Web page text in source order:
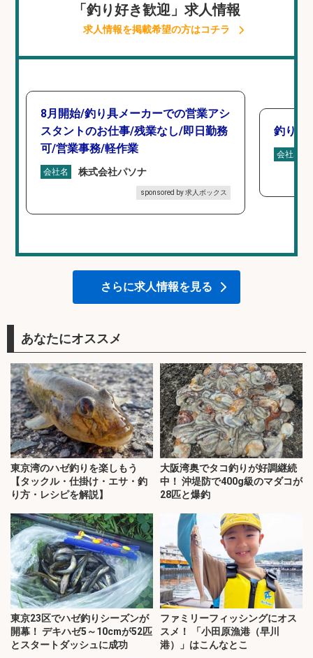
「釣り好き歓迎」求人情報
求人情報を掲載希望の方はコチラ
8月開始/釣り具メーカーでの営業アシ
スタントのお仕事/残業なし/即日勤務
可/営業事務/軽作業
会社名 株式会社パソナ
sponsored by 求人ボックス
釣り具
会社名
さらに求人情報を見る
あなたにオススメ
東京湾のハゼ釣りを楽しもう
【タックル・仕掛け・エサ・釣
り方・レシピを解説】
大阪湾奥でタコ釣りが好調継続
中！ 沖堤防で400g級のマダコが
28匹と爆釣
東京23区でハゼ釣りシーズンが
開幕！ デキハゼ5～10cmが52匹
とスタートダッシュに成功
ファミリーフィッシングにオス
スメ！ 「小田原漁港（早川
港）」はこんなとこ